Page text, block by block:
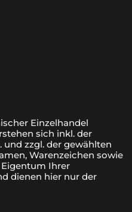
Einzelhandel
sich inkl. der
zzgl. der gewählten
Warenzeichen sowie
Ihrer
dienen hier nur der